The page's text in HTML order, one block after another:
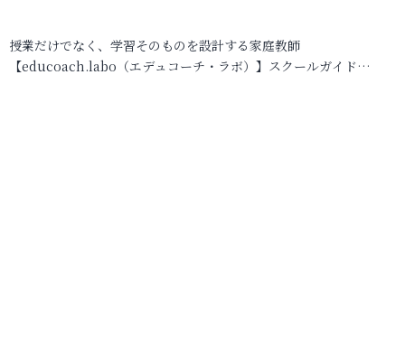
授業だけでなく、学習そのものを設計する家庭教師
【educoach.labo（エデュコーチ・ラボ）】スクールガイド…